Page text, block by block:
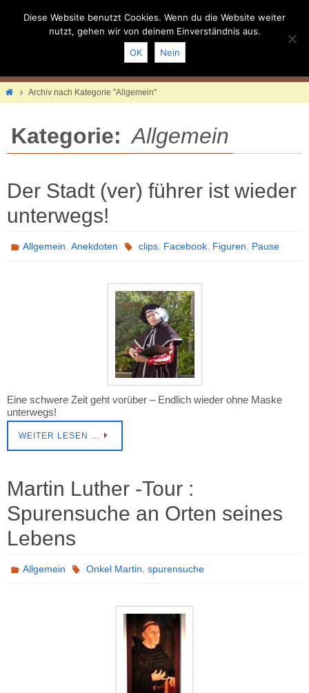
HomeArchiv nach Kategorie "Allgemein"
Kategorie: Allgemein
Der Stadt (ver) führer ist wieder
unterwegs!
Allgemein,Anekdoten clips, Facebook, Figuren, Pause
Eine schwere Zeit geht vorüber – Endlich wieder ohne Maske
unterwegs!
WEITER LESEN …
Martin Luther -Tour :
Spurensuche an Orten seines
Lebens
Allgemein Onkel Martin, spurensuche
Diese Website benutzt Cookies. Wenn du die Website weiter
nutzt, gehen wir von deinem Einverständnis aus.
OK
Nein